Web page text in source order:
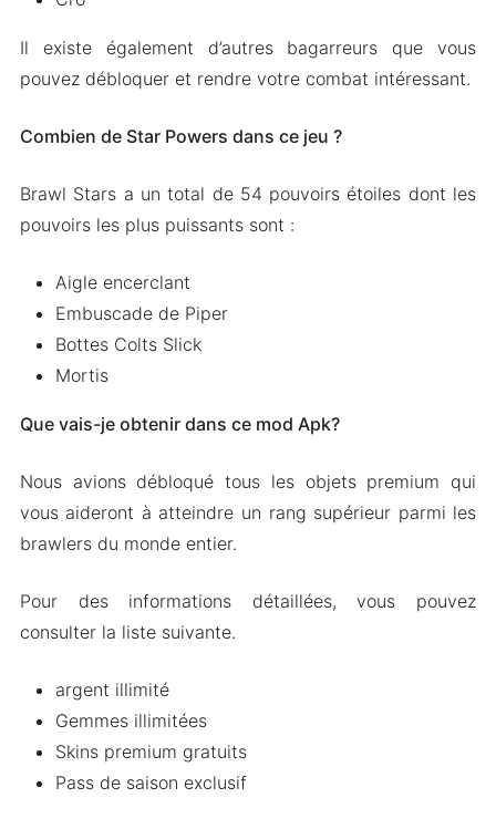
Il existe également d’autres bagarreurs que vous
pouvez débloquer et rendre votre combat intéressant.
Combien de Star Powers dans ce jeu ?
Brawl Stars a un total de 54 pouvoirs étoiles dont les
pouvoirs les plus puissants sont :
Aigle encerclant
Embuscade de Piper
Bottes Colts Slick
Mortis
Que vais-je obtenir dans ce mod Apk?
Nous avions débloqué tous les objets premium qui
vous aideront à atteindre un rang supérieur parmi les
brawlers du monde entier.
Pour des informations détaillées, vous pouvez
consulter la liste suivante.
argent illimité
Gemmes illimitées
Skins premium gratuits
Pass de saison exclusif